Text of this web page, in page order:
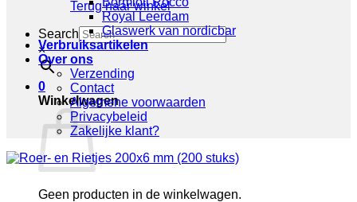
Terug naar winkel
Search
×
0
Winkelwagen
Geen producten in de winkelwagen.
Royal Leerdam
Glaswerk van nordicbar
Verbruiksartikelen
Over ons
Verzending
Contact
Algemene voorwaarden
Privacybeleid
Zakelijke klant?